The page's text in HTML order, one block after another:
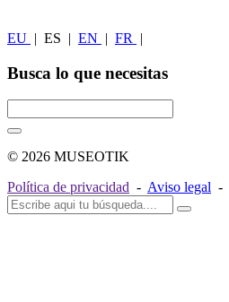
EU | ES | EN | FR |
Busca lo que necesitas
© 2026 MUSEOTIK
Política de privacidad - Aviso legal -